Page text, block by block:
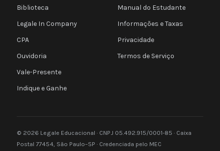
Biblioteca
Legale In Company
CPA
Ouvidoria
Vale-Presente
Indique e Ganhe
Manual do Estudante
Informações e Taxas
Privacidade
Termos de Serviço
© 2026 Legale Educacional · CNPJ 05.492.915/0001-85 · Caixa
Postal 77454, São Paulo–SP · Credenciada pelo MEC